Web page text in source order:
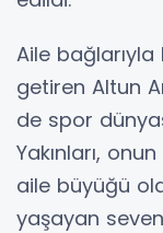
Aile
getiren Altun
de spor
Yakınları,
aile büyüğü
yaşayan